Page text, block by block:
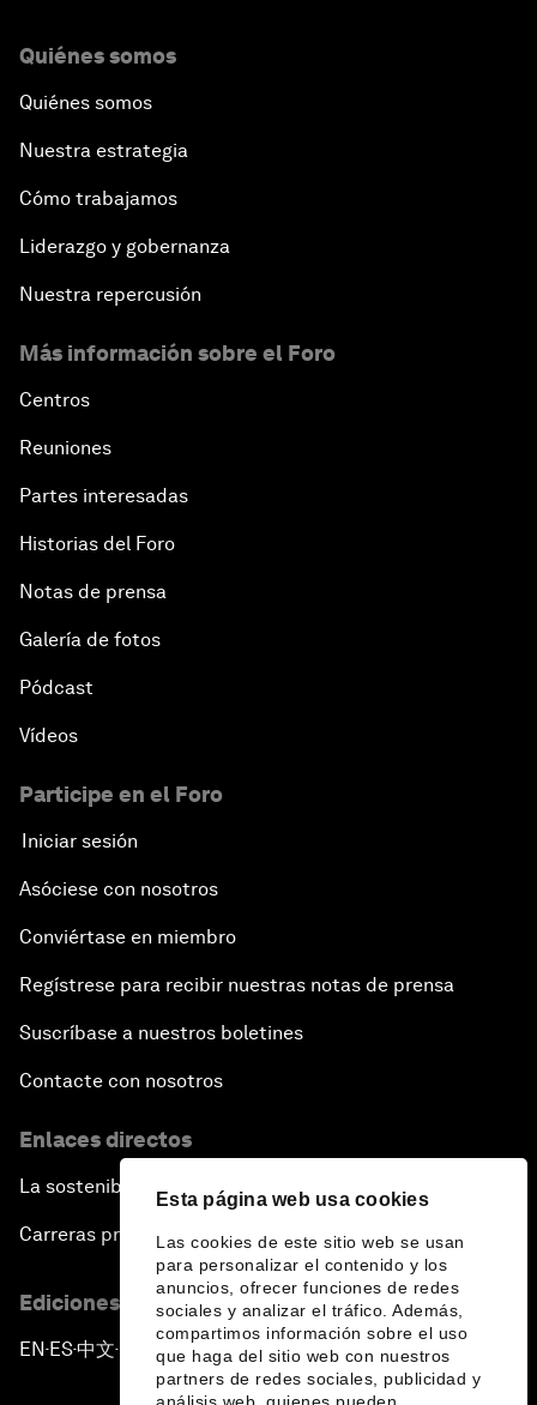
Esta página web usa cookies
Las cookies de este sitio web se usan
para personalizar el contenido y los
anuncios, ofrecer funciones de redes
sociales y analizar el tráfico. Además,
compartimos información sobre el uso
que haga del sitio web con nuestros
partners de redes sociales, publicidad y
Quiénes somos
Quiénes somos
Nuestra estrategia
Cómo trabajamos
Liderazgo y gobernanza
Nuestra repercusión
Más información sobre el Foro
Centros
Reuniones
Partes interesadas
Historias del Foro
Notas de prensa
Galería de fotos
Pódcast
Vídeos
Participe en el Foro
Iniciar sesión
Asóciese con nosotros
Conviértase en miembro
Regístrese para recibir nuestras notas de prensa
Suscríbase a nuestros boletines
Contacte con nosotros
Enlaces directos
La sostenibilidad en el Foro
Carreras profesionales
Ediciones en otros idiomas
EN ▪ ES▪中文▪ 日本語